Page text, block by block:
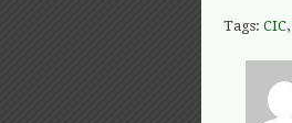
Tags: CIC,